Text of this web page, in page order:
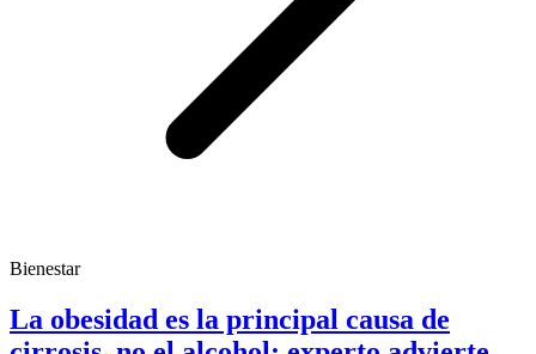
Bienestar
La obesidad es la principal causa de